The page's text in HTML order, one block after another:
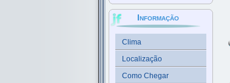
Informação
Clima
Localização
Como Chegar